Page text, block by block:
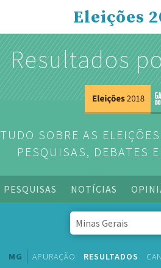
Eleições
Resultados
TUDO SOBRE AS
PESQUISAS, DEBATES
PESQUISAS NOTÍCIAS
MG APURAÇÃO RESULTADOS